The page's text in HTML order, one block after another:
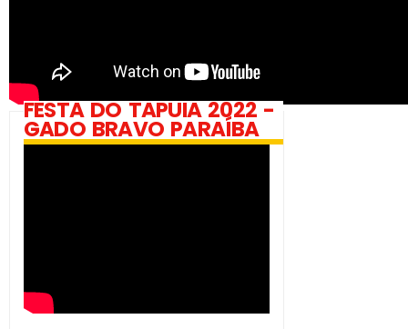
FESTA DO TAPUIA 2022 -
GADO BRAVO PARAÍBA